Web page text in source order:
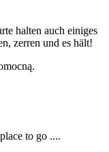
halten auch einiges
zerren und es hält!
to go ....